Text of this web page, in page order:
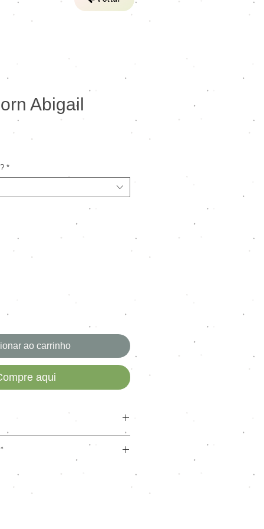
Abigail
*
ao carrinho
aqui
troca somente com defeitos de